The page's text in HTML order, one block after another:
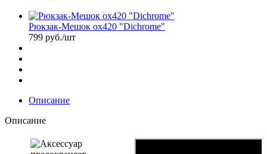
Рюкзак-Мешок ox420 "Dichrome"
799 руб./шт
Описание
Описание